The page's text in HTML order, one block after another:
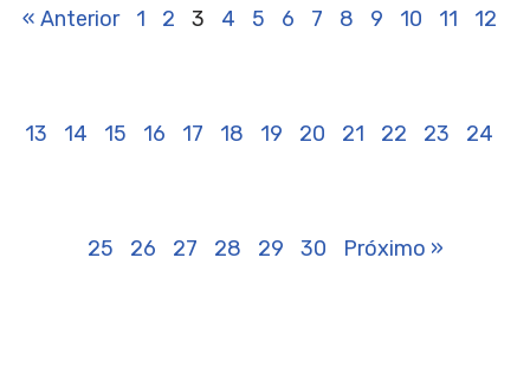
« Anterior 1 2 3 4 5 6 7 8 9 10 11 12
13 14 15 16 17 18 19 20 21 22 23 24
25 26 27 28 29 30 Próximo »